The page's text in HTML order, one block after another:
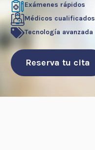
Exámenes rápidos
Médicos cualificados
Tecnología avanzada
Reserva tu cita